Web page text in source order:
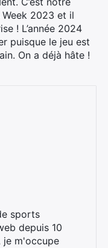
2023 et il
! L’année 2024
puisque le jeu est
On a déjà hâte !
sports
depuis 10
je m'occupe